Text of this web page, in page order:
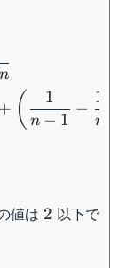
n
+ ( n − 1
1
−
n
1
値は 2
2 以下で